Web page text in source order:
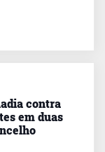
contra
em duas